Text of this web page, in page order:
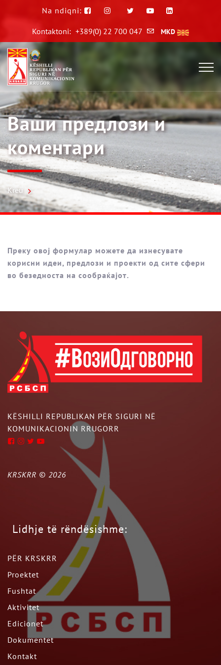
Na ndiqni:
Kontaktoni: +389(0) 22 700 047 MKD
Ваши предлози и
коментари
Kreu
Преку овој формулар можете да изнесувате
корисни идеи, предлози и проекти од сите сфери
во безедноста на сообраќајот.
KËSHILLI REPUBLIKAN PËR SIGURI NË
KOMUNIKACIONIN RRUGORR
KRSKRR © 2026
Lidhje të rëndësishme:
PËR KRSKRR
Proektet
Fushtat
Aktivitet
Edicionet
Dokumentet
Kontakt